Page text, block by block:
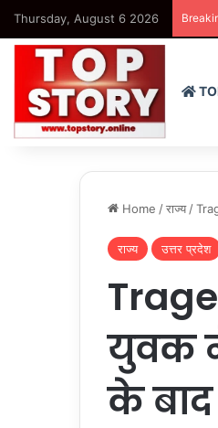
Thursday, August 6 2026
Home /राज्य /
राज्य उत्तर प्रदेश
युवक
के